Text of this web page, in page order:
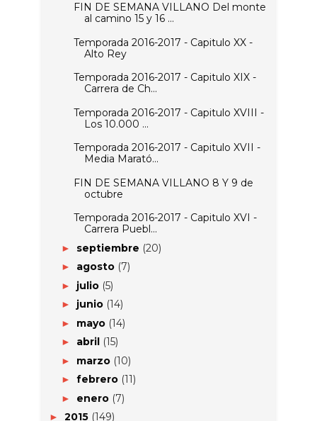
FIN DE SEMANA VILLANO Del monte
al camino 15 y 16 ...
Temporada 2016-2017 - Capitulo XX -
Alto Rey
Temporada 2016-2017 - Capitulo XIX -
Carrera de Ch...
Temporada 2016-2017 - Capitulo XVIII -
Los 10.000 ...
Temporada 2016-2017 - Capitulo XVII -
Media Marató...
FIN DE SEMANA VILLANO 8 Y 9 de
octubre
Temporada 2016-2017 - Capitulo XVI -
Carrera Puebl...
► septiembre (20)
► agosto (7)
► julio (5)
► junio (14)
► mayo (14)
► abril (15)
► marzo (10)
► febrero (11)
► enero (7)
► 2015 (149)